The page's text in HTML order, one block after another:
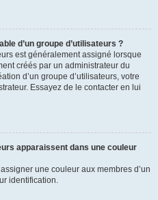
d’un groupe d’utilisateurs ?
est généralement assigné lorsque
créés par un administrateur du
d’un groupe d’utilisateurs, votre
Essayez de le contacter en lui
apparaissent dans une couleur
une couleur aux membres d’un
identification.